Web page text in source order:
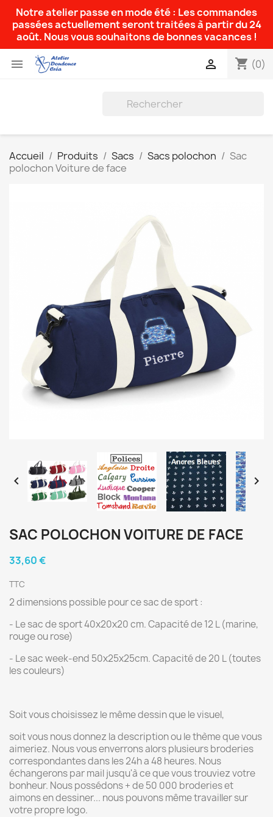
Notre atelier passe en mode été : Les commandes
passées actuellement seront traitées à partir du 24
août. Nous vous souhaitons de bonnes vacances !
 shopping_cart (0)

Accueil Produits Sacs Sacs polochon
Sac
polochon Voiture de face
 
SAC POLOCHON VOITURE DE FACE
33,60 €
TTC
2 dimensions possible pour ce sac de sport :
- Le sac de sport 40x20x20 cm. Capacité de 12 L (marine,
rouge ou rose)
- Le sac week-end 50x25x25cm. Capacité de 20 L (toutes
les couleurs)
Soit vous choisissez le même dessin que le visuel,
soit vous nous donnez la description ou le thème que vous
aimeriez. Nous vous enverrons alors plusieurs broderies
correspondantes dans les 24h a 48 heures. Nous
échangerons par mail jusqu'à ce que vous trouviez votre
bonheur. Nous possédons + de 50 000 broderies et
aimons en dessiner... nous pouvons même travailler sur
votre propre logo.